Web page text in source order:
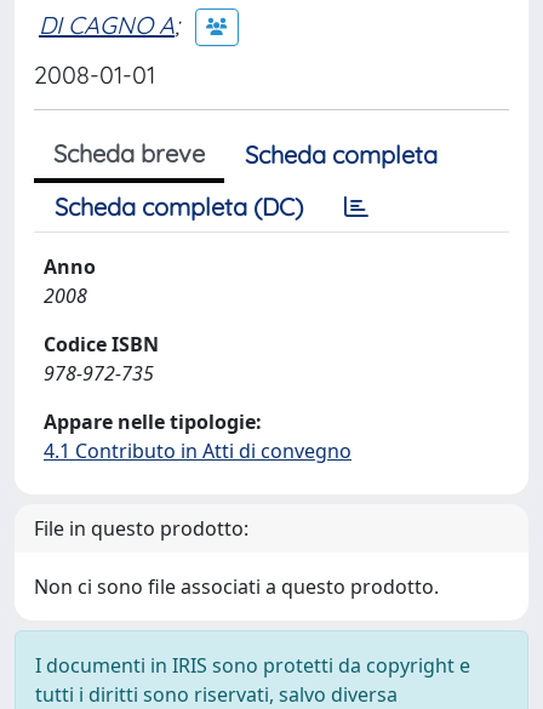
DI CAGNO A;
2008-01-01
Scheda breve
Scheda completa
Scheda completa (DC)
Anno
2008
Codice ISBN
978-972-735
Appare nelle tipologie:
4.1 Contributo in Atti di convegno
File in questo prodotto:
Non ci sono file associati a questo prodotto.
I documenti in IRIS sono protetti da copyright e
tutti i diritti sono riservati, salvo diversa